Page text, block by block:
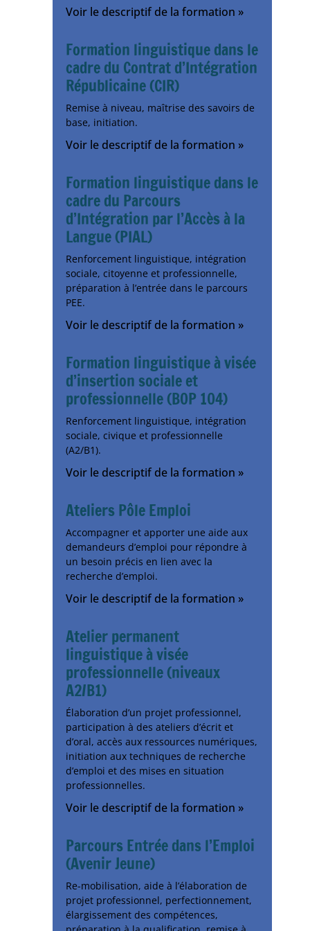
Voir le descriptif de la formation »
Formation linguistique dans le
cadre du Contrat d’Intégration
Républicaine (CIR)
Remise à niveau, maîtrise des savoirs de
base, initiation.
Voir le descriptif de la formation »
Formation linguistique dans le
cadre du Parcours
d’Intégration par l’Accès à la
Langue (PIAL)
Renforcement linguistique, intégration
sociale, citoyenne et professionnelle,
préparation à l’entrée dans le parcours
PEE.
Voir le descriptif de la formation »
Formation linguistique à visée
d’insertion sociale et
professionnelle (BOP 104)
Renforcement linguistique, intégration
sociale, civique et professionnelle
(A2/B1).
Voir le descriptif de la formation »
Ateliers Pôle Emploi
Accompagner et apporter une aide aux
demandeurs d’emploi pour répondre à
un besoin précis en lien avec la
recherche d’emploi.
Voir le descriptif de la formation »
Atelier permanent
linguistique à visée
professionnelle (niveaux
A2/B1)
Élaboration d’un projet professionnel,
participation à des ateliers d’écrit et
d’oral, accès aux ressources numériques,
initiation aux techniques de recherche
d’emploi et des mises en situation
professionnelles.
Voir le descriptif de la formation »
Parcours Entrée dans l’Emploi
(Avenir Jeune)
Re-mobilisation, aide à l’élaboration de
projet professionnel, perfectionnement,
élargissement des compétences,